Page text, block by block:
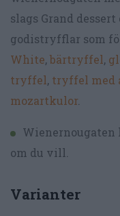
slags Grand
godistryfflar som
White, bärtryffel,
tryffel, tryffel med
mozartkulor.
Wienernougaten
om du vill.
Varianter